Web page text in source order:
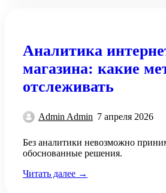
Аналитика
магазина: какие
отслеживать
Admin Admin 7 апреля 2026
Без аналитики невозможно
обоснованные решения.
Читать далее →